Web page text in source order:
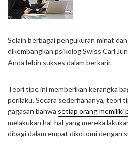
Selain berbagai pengukuran minat
dikembangkan psikolog Swiss Carl
Anda lebih sukses dalam berkarir.
Teori tipe ini memberikan kerangka
perilaku. Secara sederhananya, teori
gagasan bahwa setiap orang memiliki
melakukan hal-hal yang mereka
dibagi dalam empat dikotomi dengan